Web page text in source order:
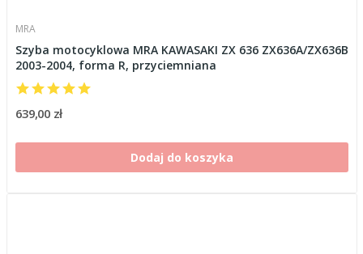
MRA
Szyba motocyklowa MRA KAWASAKI ZX 636 ZX636A/ZX636B
2003-2004, forma R, przyciemniana
639,00 zł
Dodaj do koszyka